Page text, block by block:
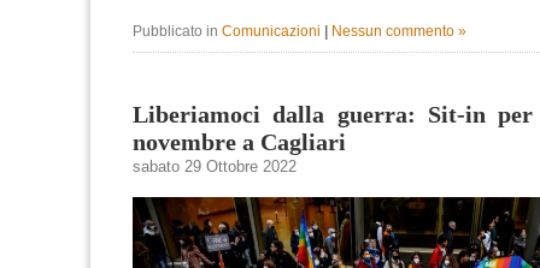
Pubblicato in Comunicazioni Nessun commento »
Liberiamoci dalla guerra: Sit-in
novembre a Cagliari
sabato 29 Ottobre 2022